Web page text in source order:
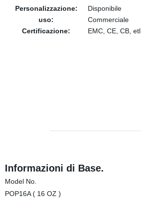
Personalizzazione:
Disponibile
uso:
Commerciale
Certificazione:
EMC, CE, CB, etl
Informazioni di Base.
Model No.
POP16A ( 16 OZ )